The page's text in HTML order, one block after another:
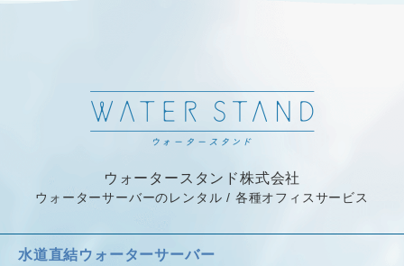
ウォータースタンド株式会社
ウォーターサーバーのレンタル / 各種オフィスサービス
水道直結ウォーターサーバー